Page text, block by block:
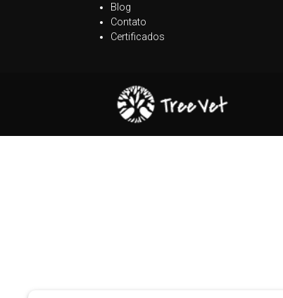
Blog
Contato
Certificados